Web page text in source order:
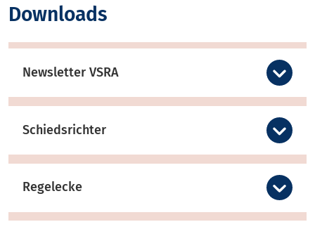
Downloads
Newsletter VSRA
Schiedsrichter
Regelecke